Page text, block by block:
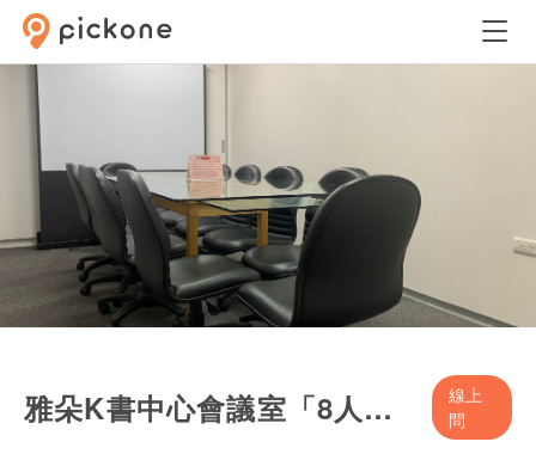
雅朵K書中心會議室「8人房型」
線上
問